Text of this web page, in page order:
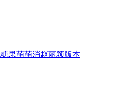
糖果萌萌消赵丽颖版本